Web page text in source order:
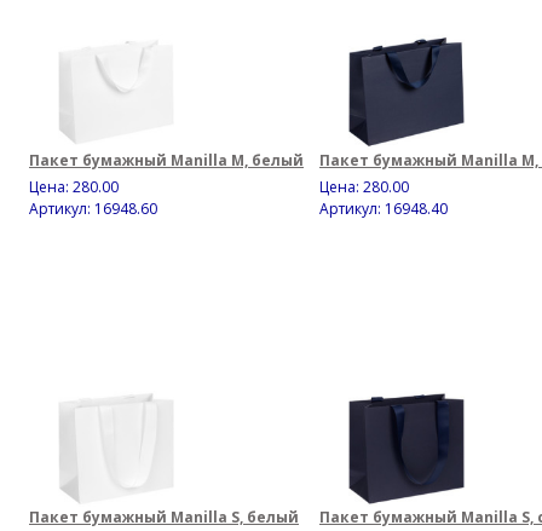
Пакет бумажный Manilla M, белый
Цена: 280.00
Артикул: 16948.60
Пакет бумажный Manilla
Цена: 280.00
Артикул: 16948.40
Пакет бумажный Manilla S, белый
Пакет бумажный Manilla S,